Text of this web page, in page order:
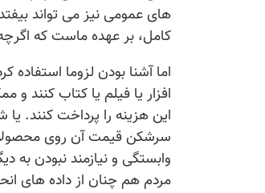
های عمومی نیز می تواند
کامل، بر عهده ماست که
اما آشنا بودن لزوما
افزار یا فیلم یا کتاب
این هزینه را پرداخت کنند.
سرشکن قیمت آن روی
وابستگی و نیازمند نبودن به
مردم هم چنان از داده های